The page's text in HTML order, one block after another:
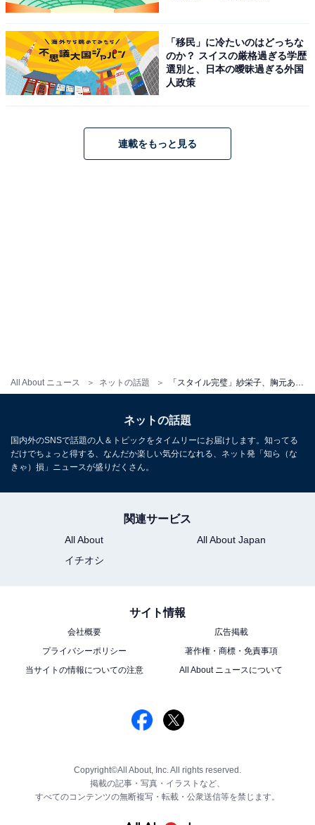
All About ニュース ネットの話題
「移民」に冷たいのはどっちな
のか？ スイスの厳格過ぎる学歴
選別と、日本の曖昧過ぎる外国
人政策
連載をもっと見る
ネットの話題
国内外のSNSで話題の人＆トピックをタイムリーにお届けします。知ってる
だけでちょっと得する、なんだか楽しい気分になれる、ネット発「知ら（な
きゃ）損」ニュースが盛りだくさん。
関連サービス
All About
All About Japan
イチオシ
サイト情報
会社概要
広告掲載
プライバシーポリシー
著作権・商標・免責事項
当サイトの情報についての注意
All About ニュースについて
Copyright©All About, Inc. All rights reserved.
掲載の記事・写真・イラストなど、
すべてのコンテンツの無断複写・転載・公衆送信等を禁じます。